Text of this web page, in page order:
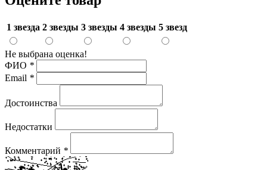
1 звезда 2 звезды 3 звезды 4 звезды 5 звезд
Не выбрана оценка!
ФИО *
Email *
Достоинства
Недостатки
Комментарий *